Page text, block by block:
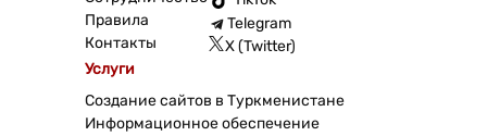
Правила
Контакты
Telegram
X (Twitter)
Услуги
Создание сайтов в Туркменистане
Информационное обеспечение